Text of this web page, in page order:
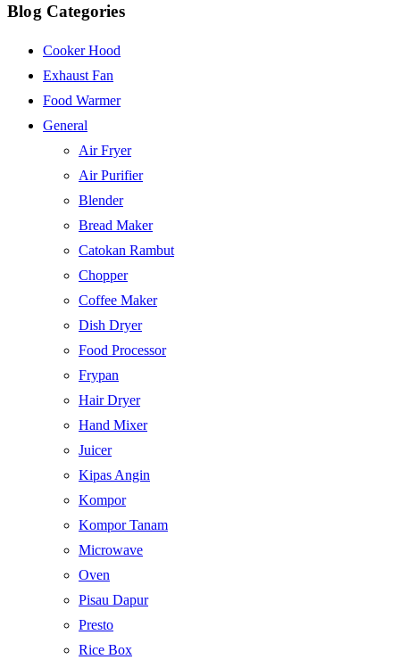
Blog Categories
Cooker Hood
Exhaust Fan
Food Warmer
General
Air Fryer
Air Purifier
Blender
Bread Maker
Catokan Rambut
Chopper
Coffee Maker
Dish Dryer
Food Processor
Frypan
Hair Dryer
Hand Mixer
Juicer
Kipas Angin
Kompor
Kompor Tanam
Microwave
Oven
Pisau Dapur
Presto
Rice Box